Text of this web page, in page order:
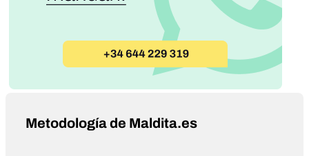
Metodología de Maldita.es